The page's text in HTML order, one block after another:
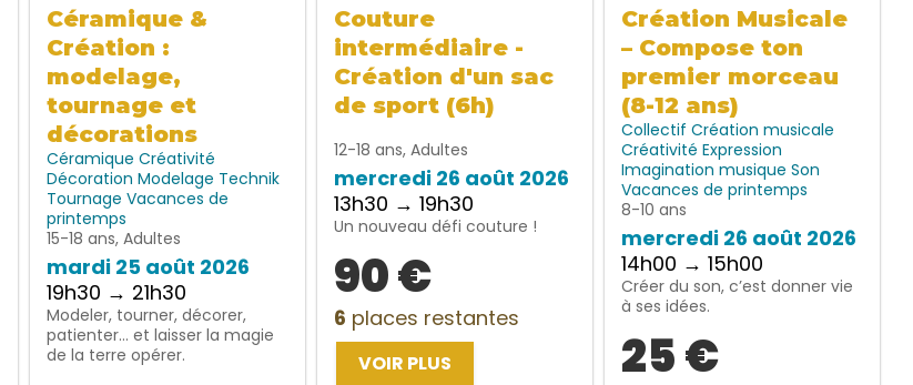
Céramique &
Création :
modelage,
tournage et
décorations
Céramique Créativité
Décoration Modelage Technik
Tournage Vacances de
printemps
15-18 ans, Adultes
mardi 25 août 2026
19h30 → 21h30
Modeler, tourner, décorer,
patienter… et laisser la magie
de la terre opérer.
Couture
intermédiaire -
Création d'un sac
de sport (6h)
12-18 ans, Adultes
mercredi 26 août 2026
13h30 → 19h30
Un nouveau défi couture !
90 €
6 places restantes
VOIR PLUS
Création Musicale
– Compose ton
premier morceau
(8-12 ans)
Collectif Création musicale
Créativité Expression
Imagination musique Son
Vacances de printemps
8-10 ans
mercredi 26 août 2026
14h00 → 15h00
Créer du son, c’est donner vie
à ses idées.
25 €